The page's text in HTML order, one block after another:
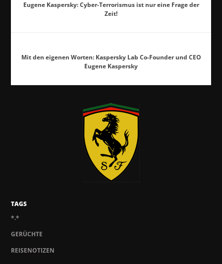
Eugene Kaspersky: Cyber-Terrorismus ist nur eine Frage der
Zeit!
Mit den eigenen Worten: Kaspersky Lab Co-Founder und CEO
Eugene Kaspersky
TAGS
*.*
GERÜCHTE
REISENOTIZEN